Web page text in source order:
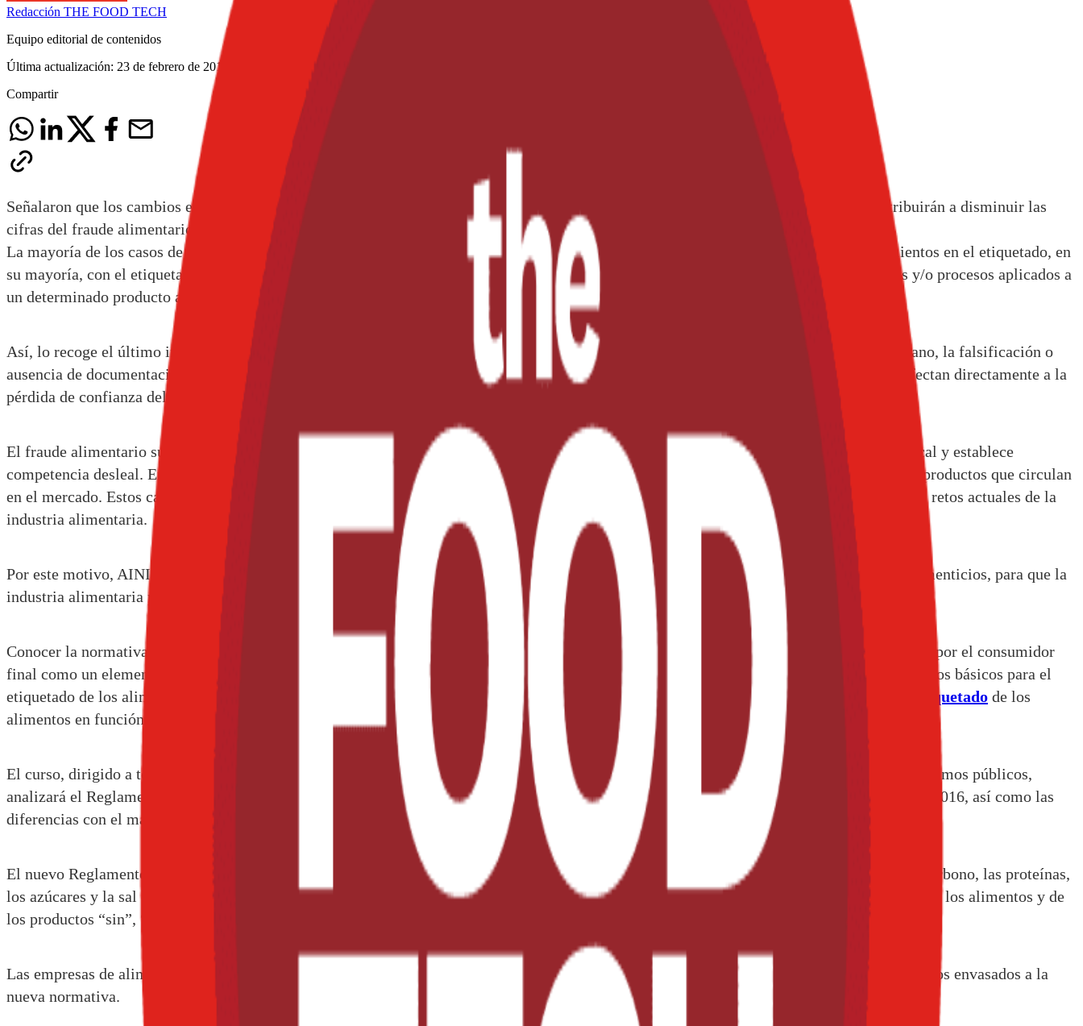
Redacción THE FOOD TECH
Equipo editorial de contenidos
Última actualización: 23 de febrero de 2016
Compartir
Señalaron que los cambios en la legislación para exigir un mayor grado de información en las etiquetas de los alimentos y bebidas contribuirán a disminuir las
cifras del fraude alimentario en la UE.
La mayoría de los casos de fraude alimentario que se detectaron el año pasado en la Unión Europea estaban relacionados con incumplimientos en el etiquetado, en
su mayoría, con el etiquetado incorrecto de ingredientes, la exportación ilegal de
subproductos
de origen animal y el uso de tratamientos y/o procesos aplicados a
un determinado producto alimenticio.
Así, lo recoge el último informe de la Comisión Europea en el que también aparecen el uso de sustancias prohibidas para el consumo humano, la falsificación o
ausencia de documentación, o la sustitución de ingredientes por otros de menor calidad sin hacer mención en la etiqueta. Estas prácticas afectan directamente a la
pérdida de confianza del consumidor y a la imagen de uno de los sectores más importantes para la economía de la UE.
El fraude alimentario supone un riesgo para la salud pública y para la seguridad medioambiental. Además, contribuye a la malversación fiscal y establece
competencia desleal. En los últimos años, la UE está intensificando los controles y la normativa para verificar la calidad y seguridad de los productos que circulan
en el mercado. Estos cambios normativos han supuesto que conocer las principales novedades sobre etiquetado, haya pasado a ser uno de los retos actuales de la
industria alimentaria.
Por este motivo, AINIA Centro Tecnológico impartirá el próximo 8 de marzo el curso presencial: Etiquetado e información en productos alimenticios, para que la
industria alimentaria pueda conocer los requisitos que marca la normativa en materia de información al consumidor y etiquetado.
Conocer la normativa que regula esta materia permite que el desarrollo del producto y su comercialización sea más competitivo, y se perciba por el consumidor
final como un elemento que aporta calidad y seguridad al producto que adquiere. Para ello, profesorado especializado identificará los elementos básicos para el
etiquetado de los alimentos y su elaboración, de acuerdo a la legislación vigente. Asimismo, explicarán los condicionantes específicos del
etiquetado de los
alimentos en función de su categoría o segmento.
El curso, dirigido a técnicos y profesionales de industrias del sector agroalimentario y afines, estudiantes, postgraduados y personal de organismos públicos,
analizará el Reglamento 1169/2011 sobre información nutricional, cuyo plazo máximo de cumplimiento obligatorio es el 13 de diciembre de 2016, así como las
diferencias con el marco regulatorio anterior.
El nuevo Reglamento tiene como objetivo que el etiquetado exprese de forma clara y concisa el valor energético, las grasas, los hidratos de carbono, las proteínas,
los azúcares y la sal de los alimentos procesados. Además, se explicarán cómo deben indicarse las propiedades saludables (“health claims”) de los alimentos y de
los productos “sin”, “natural”, “tradicional”, etcétera.
Las empresas de alimentación tienen hasta el próximo 13 de diciembre para adaptar la información nutricional de las etiquetas de sus productos envasados a la
nueva normativa.